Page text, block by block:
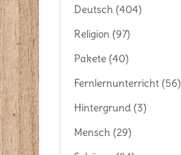
Deutsch (404)
Religion (97)
Pakete (40)
Fernlernunterricht (56)
Hintergrund (3)
Mensch (29)